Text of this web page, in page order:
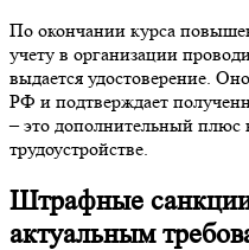
По окончании курса
учету в организации
выдается удостоверение.
РФ и подтверждает
– это дополнительный плюс
трудоустройстве.
Штрафные санкции
актуальным